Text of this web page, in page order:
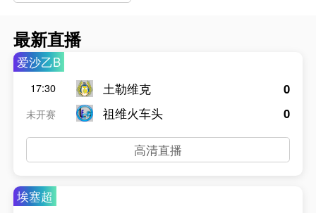
最新直播
爱沙乙B
17:30
未开赛
土勒维克
祖维火车头
0
0
高清直播
埃塞超